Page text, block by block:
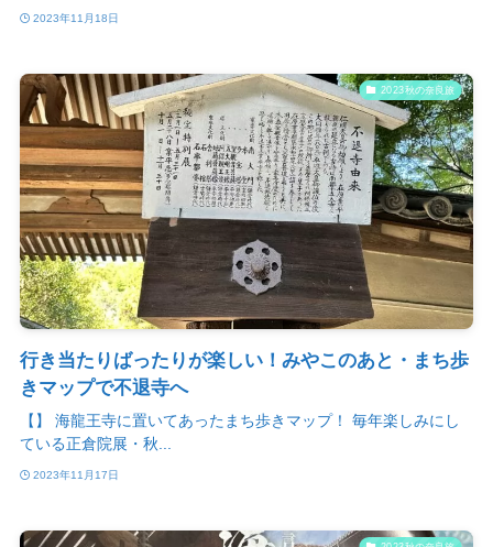
2023年11月18日
2023秋の奈良旅
行き当たりばったりが楽しい！みやこのあと・まち歩
きマップで不退寺へ
【】 海龍王寺に置いてあったまち歩きマップ！ 毎年楽しみにし
ている正倉院展・秋...
2023年11月17日